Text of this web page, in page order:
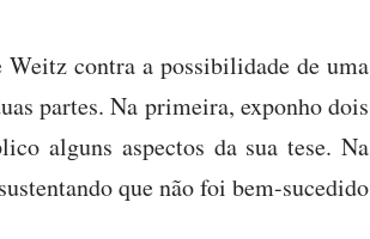
contra a possibilidade de uma
partes. Na primeira, exponho dois
alguns aspectos da sua tese. Na
que não foi bem-sucedido